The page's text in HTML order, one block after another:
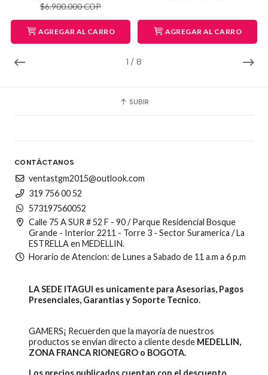
1 / 8
$6.900.000 COP
AGREGAR AL CARRO AGREGAR AL CARRO
SUBIR
CONTÁCTANOS
ventastgm2015@outlook.com
319 756 00 52
573197560052
Calle 75 A SUR # 52 F - 90 / Parque Residencial Bosque
Grande - Interior 2211 - Torre 3 - Sector Suramerica / La
ESTRELLA en MEDELLIN.
Horario de Atencion: de Lunes a Sabado de 11 a.m a 6 p.m
LA SEDE ITAGUI es unicamente para Asesorias, Pagos
Presenciales, Garantias y Soporte Tecnico.
GAMERS¡ Recuerden que la mayoria de nuestros
productos se envian directo a cliente desde MEDELLIN,
ZONA FRANCA RIONEGRO o BOGOTA.